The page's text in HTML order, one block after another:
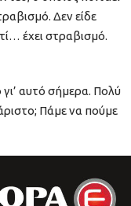
Δεν είδε
έχει στραβισμό.
αυτό σήμερα. Πολύ
Πάμε να πούμε